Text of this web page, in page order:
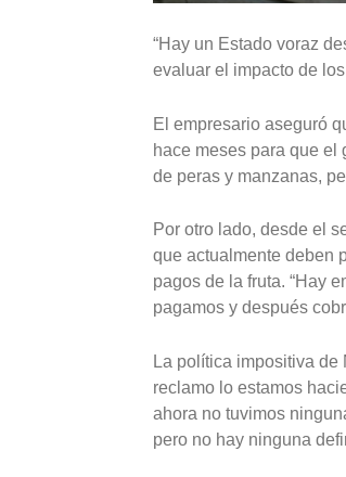
“Hay un Estado voraz
evaluar el impacto de
El empresario aseguró
hace meses para que
de peras y manzanas,
Por otro lado, desde el
que actualmente deben
pagos de la fruta. “Hay
pagamos y después
La política impositiva de
reclamo lo estamos
ahora no tuvimos
pero no hay ninguna